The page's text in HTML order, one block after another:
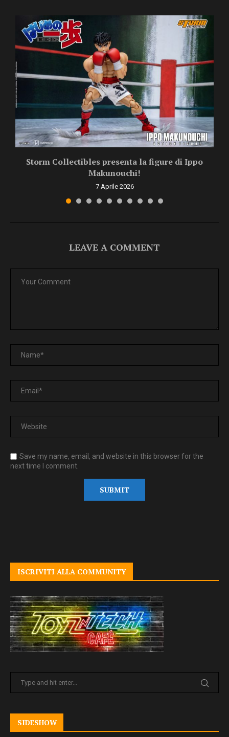
Storm Collectibles presenta la figure di Ippo
Makunouchi!
7 Aprile 2026
LEAVE A COMMENT
Save my name, email, and website in this browser for the
next time I comment.
ISCRIVITI ALLA COMMUNITY
SIDESHOW